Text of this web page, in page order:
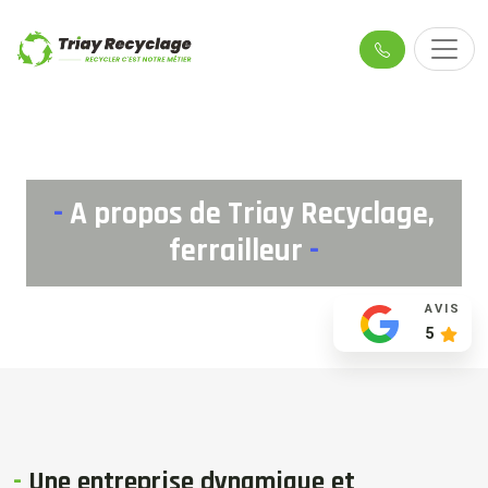
-A propos de Triay Recyclage,
ferrailleur -
AVIS
5